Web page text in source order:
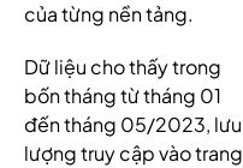
của từng nền tảng.
Dữ liệu cho thấy trong
bốn tháng từ tháng 01
đến tháng 05/2023, lưu
lượng truy cập vào trang